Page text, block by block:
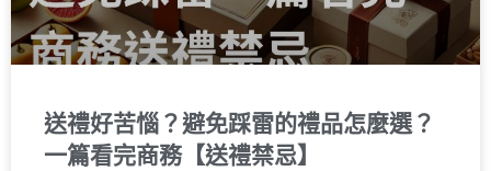
送禮好苦惱？避免踩雷的禮品怎麼選？
一篇看完商務【送禮禁忌】